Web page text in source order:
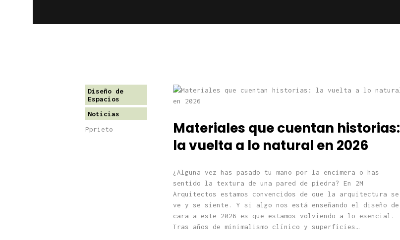
Diseño de
Espacios
Noticias
Pprieto
Materiales que cuentan historias:
la vuelta a lo natural en 2026
¿Alguna vez has pasado tu mano por la encimera o has
sentido la textura de una pared de piedra? En 2M
Arquitectos estamos convencidos de que la arquitectura se
ve y se siente. Y si algo nos está enseñando el diseño de
cara a este 2026 es que estamos volviendo a lo esencial.
Tras años de minimalismo clínico y superficies…